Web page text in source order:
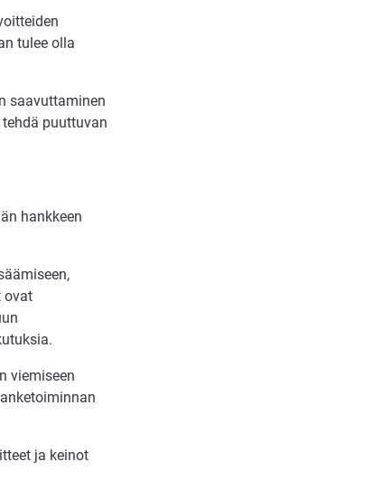
tulee olla
saavuttaminen
puuttuvan
hankkeen
ovat
viemiseen
ja keinot